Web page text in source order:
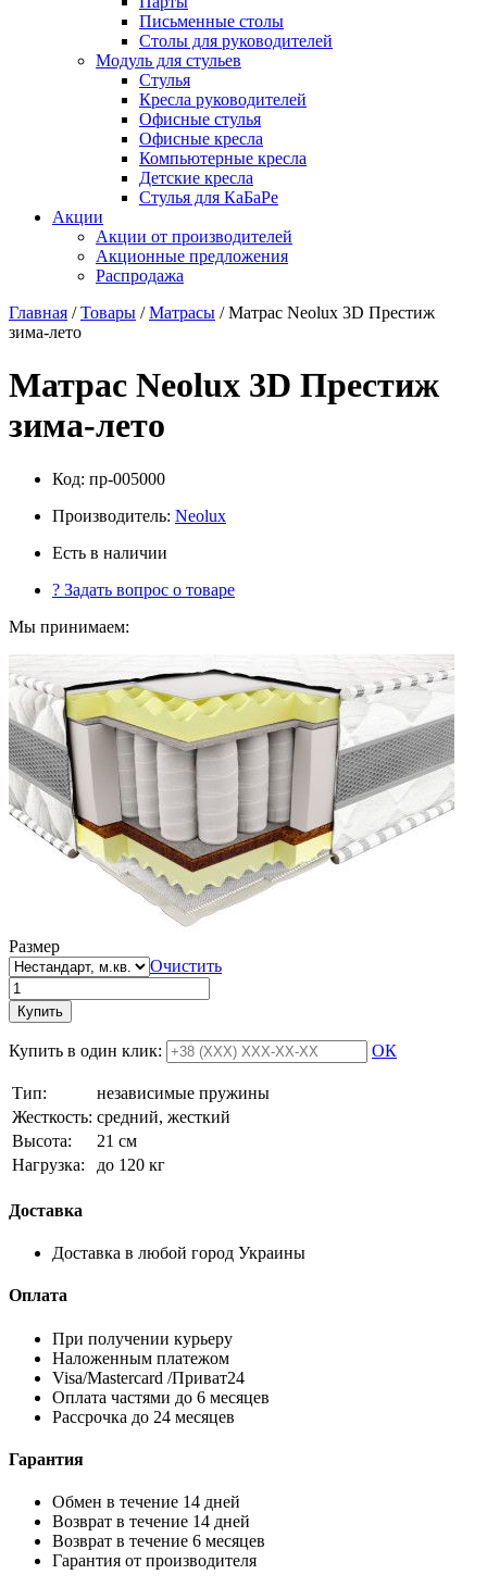
Письменные столы
Столы для руководителей
Модуль для стульев
Стулья
Кресла руководителей
Офисные стулья
Офисные кресла
Компьютерные кресла
Детские кресла
Стулья для КаБаРе
Акции
Акции от производителей
Акционные предложения
Распродажа
Главная /Товары /Матрасы / Матрас Neolux 3D Престиж
зима-лето
Матрас Neolux 3D Престиж
зима-лето
Код: пр-005000
Производитель: Neolux
Есть в наличии
? Задать вопрос о товаре
Мы принимаем:
Размер
Очистить
Купить
Купить в один клик: ОК
Тип:
независимые пружины
Жесткость: средний, жесткий
Высотa:
21 см
Нагрузка:
до 120 кг
Доставка
Доставка в любой город Украины
Оплата
При получении курьеру
Наложенным платежом
Visa/Mastercard /Приват24
Оплата частями до 6 месяцев
Рассрочка до 24 месяцев
Гарантия
Обмен в течение 14 дней
Возврат в течение 14 дней
Возврат в течение 6 месяцев
Гарантия от производителя